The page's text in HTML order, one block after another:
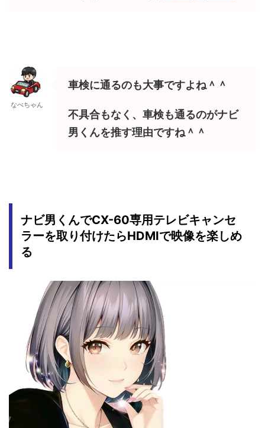
なべちゃん
車検に通るのも大事ですよね＾＾
不具合もなく、車検も通るのがナビ
男くんを推す理由ですね＾＾
ナビ男くんでCX-60専用テレビキャンセ
ラーを取り付けたらHDMIで映像を楽しめ
る